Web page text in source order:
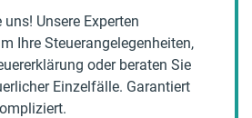
Unsere Experten
Ihre Steuerangelegenheiten,
oder beraten Sie
Einzelfälle. Garantiert